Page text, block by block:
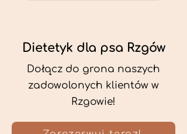
Dietetyk dla psa Rzgów
Dołącz do grona naszych
zadowolonych klientów w
Rzgowie!